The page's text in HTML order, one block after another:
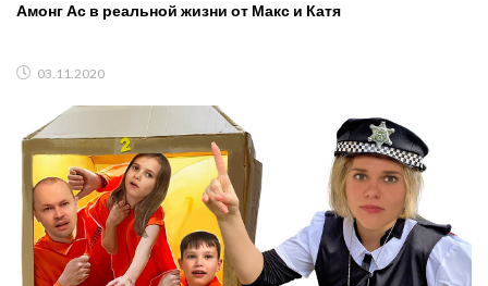
Амонг Ас в реальной жизни от Макс и Катя
03.11.2020